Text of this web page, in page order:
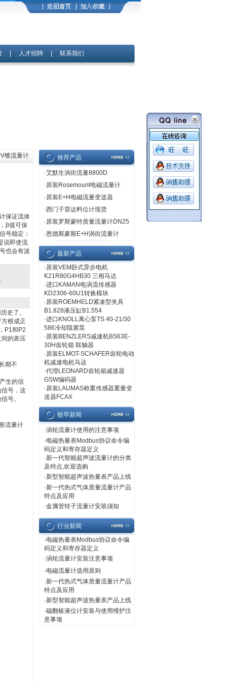
| 人才招聘| 联系我们
锥流量计
保证流体
β值可保
号稳定：
说即使流
也会有波
史了。
根成正
P1和P2
间的差压
期不
生的信
信号，这
号。
流量计
推荐产品
·艾默生涡街流量8800D
·原装Rosemount电磁流量计
·原装E+H电磁流量变送器
·西门子雷达料位计现货
·原装罗斯蒙特质量流量计DN25
·恩德斯豪斯E+H涡街流量计
最新产品
·原装VEM卧式异步电机
K21R80G4HB30 三相马达
·进口KAMAN电涡流传感器
KD2306-60U1转换模块
·原装ROEMHELD紧凑型夹具
B1.828液压缸B1.554
·进口KNOLL离心泵TS 40-21/30
586冷却阻塞泵
·原装BENZLERS减速机BS63E-
30H齿轮箱 联轴器
·原装ELMOT-SCHAFER齿轮电动
机减速电机马达
·代理LEONARD齿轮箱减速器
GSW编码器
·原装LAUMAS称重传感器重量变
送器FCAX
较早新闻
·涡轮流量计使用的注意事项
·电磁热量表Modbus协议命令编
码定义和寄存器定义
·新一代智能超声波流量计的分类
及特点,欢迎选购
·新型智能超声波热量表产品上线
·新一代热式气体质量流量计产品
特点及应用
·金属管转子流量计安装须知
行业新闻
·电磁热量表Modbus协议命令编
码定义和寄存器定义
·涡轮流量计安装注意事项
·电磁流量计选用原则
·新一代热式气体质量流量计产品
特点及应用
·新型智能超声波热量表产品上线
·磁翻板液位计安装与使用维护注
意事项